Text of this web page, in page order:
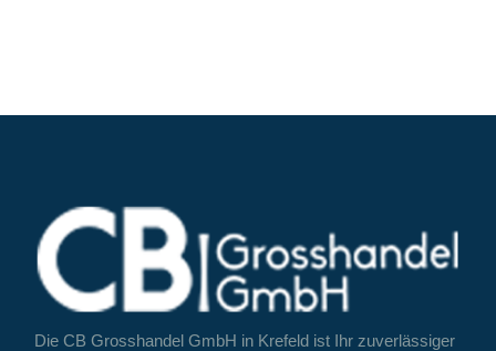
Die CB Grosshandel GmbH in Krefeld ist Ihr zuverlässiger